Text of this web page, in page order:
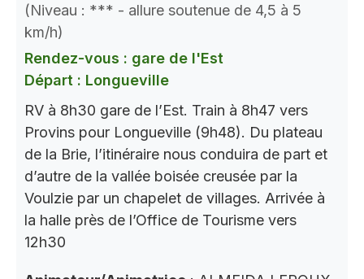
(Niveau : *** - allure soutenue de 4,5 à 5
km/h)
Rendez-vous : gare de l'Est
Départ : Longueville
RV à 8h30 gare de l’Est. Train à 8h47 vers
Provins pour Longueville (9h48). Du plateau
de la Brie, l’itinéraire nous conduira de part et
d’autre de la vallée boisée creusée par la
Voulzie par un chapelet de villages. Arrivée à
la halle près de l’Office de Tourisme vers
12h30